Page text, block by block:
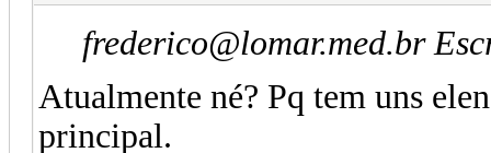
frederico@lomar.med.br
Atualmente né? Pq tem uns
principal.